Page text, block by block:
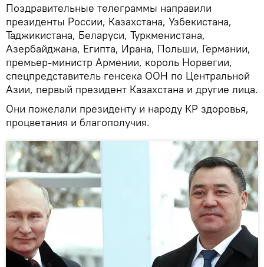
Поздравительные телеграммы направили
президенты России, Казахстана, Узбекистана,
Таджикистана, Беларуси, Туркменистана,
Азербайджана, Египта, Ирана, Польши, Германии,
премьер-министр Армении, король Норвегии,
спецпредставитель генсека ООН по Центральной
Азии, первый президент Казахстана и другие лица.
Они пожелали президенту и народу КР здоровья,
процветания и благополучия.